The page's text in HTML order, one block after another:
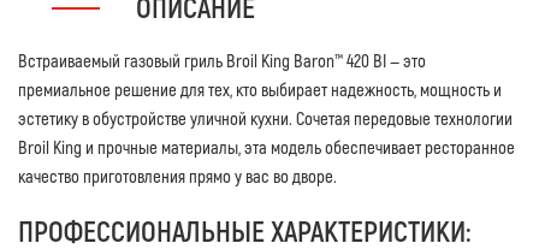
Встраиваемый газовый гриль Broil King Baron™ 420 BI — это
премиальное решение для тех, кто выбирает надежность, мощность и
эстетику в обустройстве уличной кухни. Сочетая передовые технологии
Broil King и прочные материалы, эта модель обеспечивает ресторанное
качество приготовления прямо у вас во дворе.
ПРОФЕССИОНАЛЬНЫЕ ХАРАКТЕРИСТИКИ: